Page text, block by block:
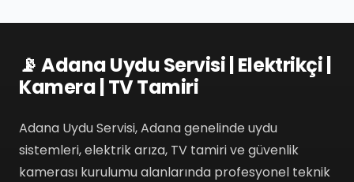
📡 Adana Uydu Servisi | Elektrikçi |
Kamera | TV Tamiri
Adana Uydu Servisi, Adana genelinde uydu
sistemleri, elektrik arıza, TV tamiri ve güvenlik
kamerası kurulumu alanlarında profesyonel teknik